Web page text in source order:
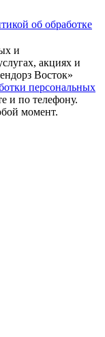
об обработке
и
акциях и
Восток»
персональных
и по телефону.
момент.